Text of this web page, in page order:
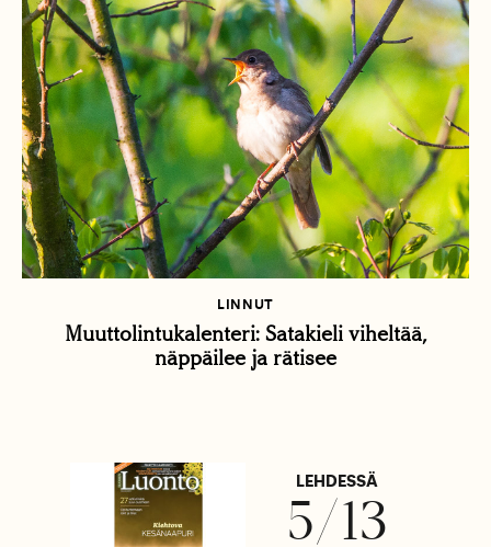
LINNUT
Muuttolintukalenteri: Satakieli viheltää,
näppäilee ja rätisee
LEHDESSÄ
5/13